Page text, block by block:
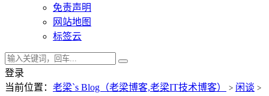
免责声明
网站地图
标签云
登录
当前位置： 老梁`s Blog（老梁博客,老梁IT技术博客） > 闲谈 >